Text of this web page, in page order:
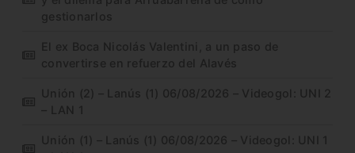
gestionarlos
El ex Boca Nicolás Valentini, a un paso de
convertirse en refuerzo del Alavés
Unión (2) – Lanús (1) 06/08/2026 – Videogol: UNI 2
– LAN 1
Unión (1) – Lanús (1) 06/08/2026 – Videogol: UNI 1